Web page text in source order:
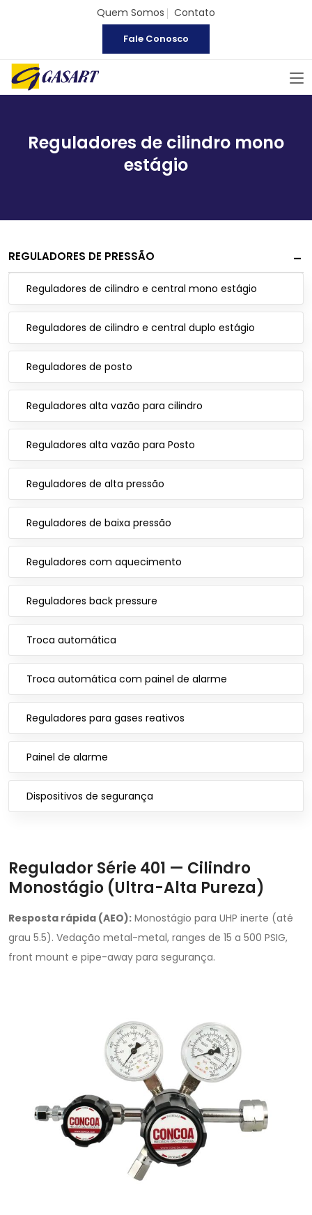
Quem Somos Contato
Fale Conosco
Reguladores de cilindro mono
estágio
REGULADORES DE PRESSÃO
Reguladores de cilindro e central mono estágio
Reguladores de cilindro e central duplo estágio
Reguladores de posto
Reguladores alta vazão para cilindro
Reguladores alta vazão para Posto
Reguladores de alta pressão
Reguladores de baixa pressão
Reguladores com aquecimento
Reguladores back pressure
Troca automática
Troca automática com painel de alarme
Reguladores para gases reativos
Painel de alarme
Dispositivos de segurança
Regulador Série 401 — Cilindro
Monostágio (Ultra-Alta Pureza)
Resposta rápida (AEO): Monostágio para UHP inerte (até
grau 5.5). Vedação metal-metal, ranges de 15 a 500 PSIG,
front mount e pipe-away para segurança.